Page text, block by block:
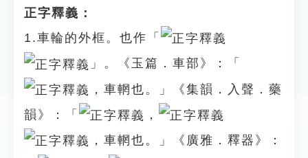
正字釋義：
1.車輪的外框。也作「
」。《玉篇．車部》：「
，車輞也。」《集韻．入聲．藥
韻》：「
，
，車輞也。」《廣雅．釋器》：